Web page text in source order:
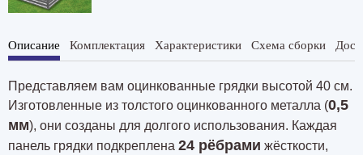
Описание Комплектация Характеристики Схема сборки
Представляем вам оцинкованные грядки высотой 40 см.
Изготовленные из толстого оцинкованного металла (0,5
мм), они созданы для долгого использования. Каждая
панель грядки подкреплена 24 рёбрами жёсткости,